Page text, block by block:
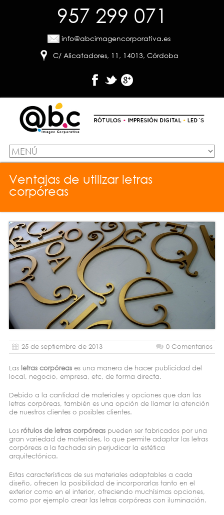
957 299 071
info@abcimagencorporativa.es
C/ Alicatadores, 11, 14013, Córdoba
Ventajas de utilizar letras
corpóreas
25 de septiembre de 2013 0 Comentarios
Lasletras corpóreas es una manera de hacer publicidad del
local, negocio, empresa, etc, de forma directa.
Debido a la cantidad de materiales y opciones que dan las
letras corpóreas, también es una opción de llamar la atención
de nuestros clientes o posibles clientes.
Los rótulos de letras corpóreaspueden ser fabricados por una
gran variedad de materiales, lo que permite adaptar las letras
corpóreas a la fachada sin perjudicar la estética
arquitectónica.
Estas características de sus materiales adaptables a cada
diseño, ofrecen la posibilidad de incorporarlas tanto en el
exterior como en el interior, ofreciendo muchísimas opciones,
como por ejemplo crear las letras corpóreas con iluminación.